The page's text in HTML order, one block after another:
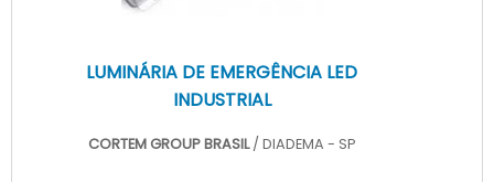
LUMINÁRIA DE EMERGÊNCIA LED
INDUSTRIAL
CORTEM GROUP BRASIL/ DIADEMA - SP